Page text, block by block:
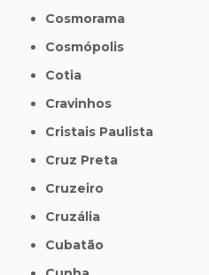
Cosmorama
Cosmópolis
Cotia
Cravinhos
Cristais Paulista
Cruz Preta
Cruzeiro
Cruzália
Cubatão